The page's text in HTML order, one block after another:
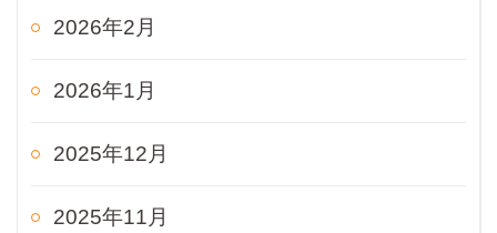
2026年2月
2026年1月
2025年12月
2025年11月